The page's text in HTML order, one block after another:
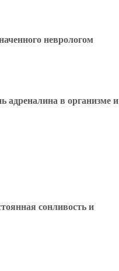
неврологом
адреналина в организме и
сонливость и